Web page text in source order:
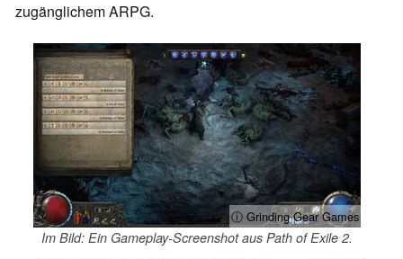
zugänglichem ARPG.
ⓘ Grinding Gear Games
Im Bild: Ein Gameplay-Screenshot aus Path of Exile 2.